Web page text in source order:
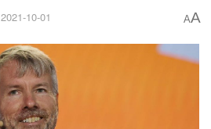
2021-10-01 AA